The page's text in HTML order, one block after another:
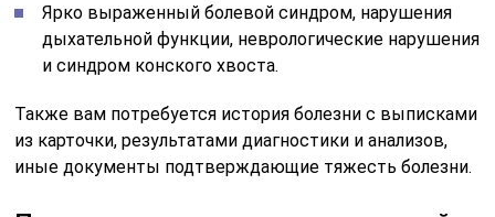
Ярко выраженный болевой синдром, нарушения
дыхательной функции, неврологические нарушения
и синдром конского хвоста.
Также вам потребуется история болезни с выписками
из карточки, результатами диагностики и анализов,
иные документы подтверждающие тяжесть болезни.